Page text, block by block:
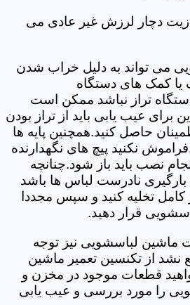
دچار لرزش غیر عادی می
می تواند به دلیل خراب شدن
یا کمک های دستگاه
تراز نباشد ممکن است
برای عیب یابی باید از تراز بودن
حاصل کنید.همچنین پایه ها
نکنید پیچ های نگهدارنده
نصب باید باز شود.چنانچه
نادرست لباس ها باشد
کامل تخلیه کنید و سپس مجددا
قرار دهید.
ماشین لباسشویی نیز توجه
نشد از تکنسین تعمیر ماشین
قطعات موجود در مخزن و
را مورد بررسی و عیب یابی